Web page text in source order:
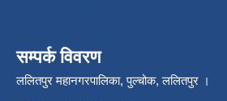
सम्पर्क विवरण
ललितपुर महानगरपालिका, पुल्चोक, ललितपुर ।